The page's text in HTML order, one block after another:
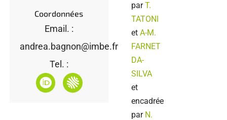
Coordonnées
Email. :
andrea.bagnon@imbe.fr
Tel. :
parT.
TATONI
et A-M.
FARNET
DA-
SILVA
et
encadrée
par N.